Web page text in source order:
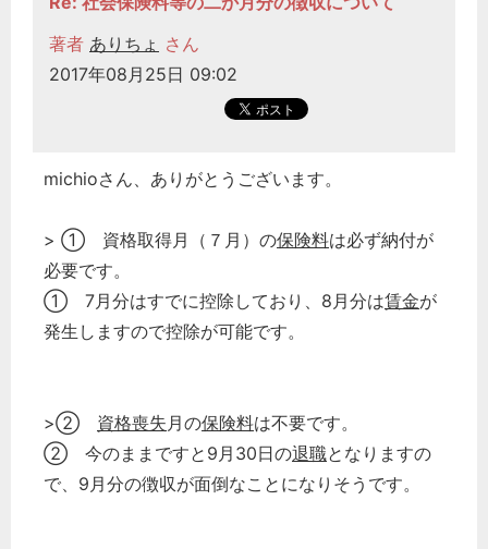
著者 ありちょ さん
2017年08月25日 09:02
michioさん、ありがとうございます。
> ① 資格取得月（７月）の保険料は必ず納付が
必要です。
① 7月分はすでに控除しており、8月分は賃金が
発生しますので控除が可能です。
>② 資格喪失月の保険料は不要です。
② 今のままですと9月30日の退職となりますの
で、9月分の徴収が面倒なことになりそうです。